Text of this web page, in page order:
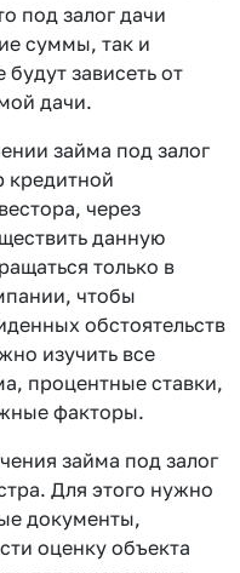
под залог дачи
суммы, так и
зависеть от
дачи.
займа под залог
кредитной
через
данную
только в
чтобы
обстоятельств
изучить все
процентные ставки,
факторы.
займа под залог
Для этого нужно
документы,
оценку объекта